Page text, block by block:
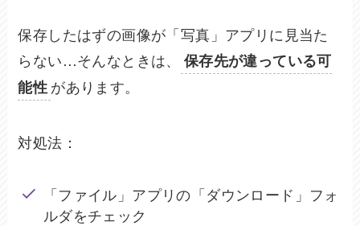
保存したはずの画像が「写真」アプリに見当た
らない…そんなときは、
保存先が違っている可
能性があります。
対処法：
「ファイル」アプリの「ダウンロード」フォ
ルダをチェック